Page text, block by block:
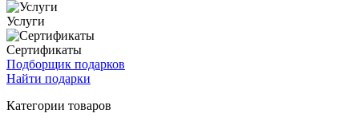
Услуги
Сертификаты
Подборщик подарков
Найти подарки
Категории товаров